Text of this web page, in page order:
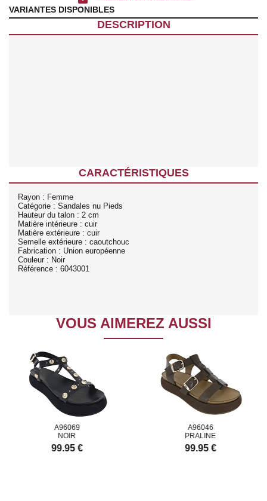
VARIANTES DISPONIBLES
DESCRIPTION
CARACTÉRISTIQUES
Rayon : Femme
Catégorie : Sandales nu Pieds
Hauteur du talon : 2 cm
Matière intérieure : cuir
Matière extérieure : cuir
Semelle extérieure : caoutchouc
Fabrication : Union européenne
Couleur : Noir
Référence : 6043001
VOUS AIMEREZ AUSSI
A96069
NOIR
99.95 €
A96046
PRALINE
99.95 €